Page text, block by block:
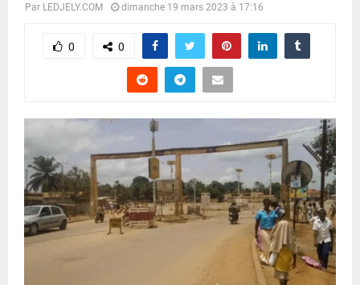
Par LEDJELY.COM dimanche 19 mars 2023 à 17:16
0 0